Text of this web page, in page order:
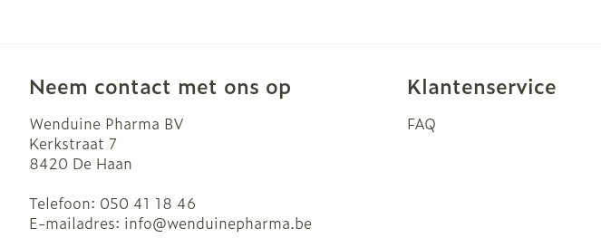
Neem contact met ons op
Wenduine Pharma BV
Kerkstraat 7
8420 De Haan
Telefoon: 050 41 18 46
E-mailadres: info@wenduinepharma.be
Klantenservice
FAQ